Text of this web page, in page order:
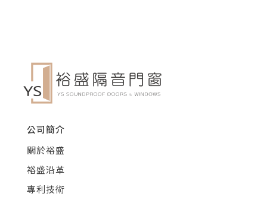
公司簡介
關於裕盛
裕盛沿革
專利技術